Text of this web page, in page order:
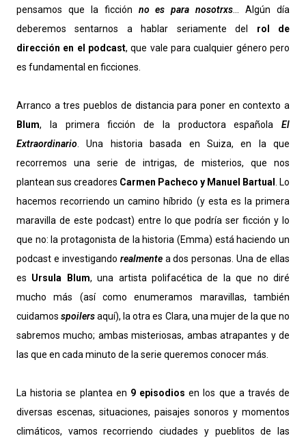
pensamos que la ficción no es para nosotrxs... Algún día
deberemos sentarnos a hablar seriamente del rol de
dirección en el podcast, que vale para cualquier género pero
es fundamental en ficciones.
Arranco a tres pueblos de distancia para poner en contexto a
Blum, la primera ficción de la productora española El
Extraordinario. Una historia basada en Suiza, en la que
recorremos una serie de intrigas, de misterios, que nos
plantean sus creadores Carmen Pacheco y Manuel Bartual . Lo
hacemos recorriendo un camino híbrido (y esta es la primera
maravilla de este podcast) entre lo que podría ser ficción y lo
que no: la protagonista de la historia (Emma) está haciendo un
podcast e investigando realmentea dos personas. Una de ellas
es Ursula Blum, una artista polifacética de la que no diré
mucho más (así como enumeramos maravillas, también
cuidamosspoilersaquí), la otra es Clara, una mujer de la que no
sabremos mucho; ambas misteriosas, ambas atrapantes y de
las que en cada minuto de la serie queremos conocer más.
La historia se plantea en 9 episodios en los que a través de
diversas escenas, situaciones, paisajes sonoros y momentos
climáticos, vamos recorriendo ciudades y pueblitos de las